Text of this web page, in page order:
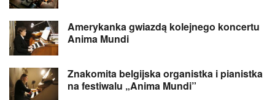
Amerykanka gwiazdą kolejnego koncertu
Anima Mundi
Znakomita belgijska organistka i pianistka
na festiwalu „Anima Mundi”